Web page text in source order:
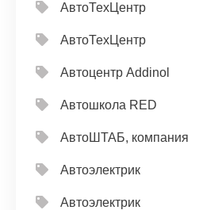
АвтоТехЦентр
АвтоТехЦентр
Автоцентр Addinol
Автошкола RED
АвтоШТАБ, компания
Автоэлектрик
Автоэлектрик